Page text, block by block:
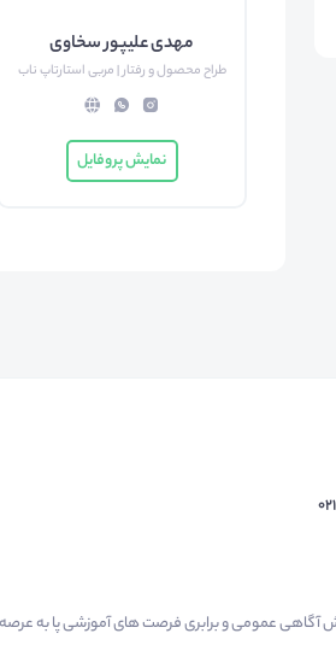
مهدی علیپور سخاوی
طراح محصول و رفتار | مربی استارتاپ ناب
نمایش پروفایل
برای افزایش آگاهی عمومی و برابری فرصت های آموزشی